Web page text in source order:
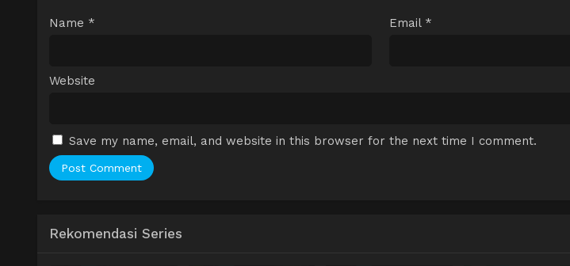
Name * Email *
Website
Save my name, email, and website in this browser for the next time I comment.
Rekomendasi Series